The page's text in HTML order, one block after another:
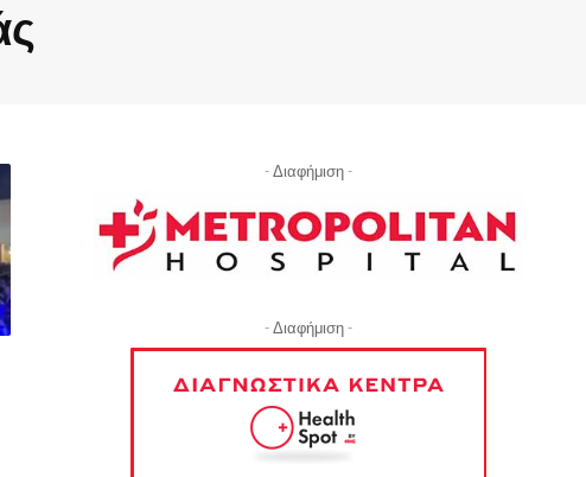
- Διαφήμιση -
- Διαφήμιση -